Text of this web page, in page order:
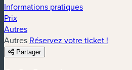
Informations pratiques
Prix
Autres
Autres Réservez votre ticket !
Partager